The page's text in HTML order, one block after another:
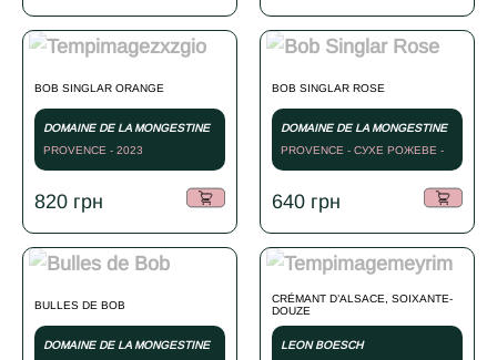
BOB SINGLAR ORANGE
DOMAINE DE LA MONGESTINE
PROVENCE - 2023
820 грн
BOB SINGLAR ROSE
DOMAINE DE LA MONGESTINE
PROVENCE - СУХЕ РОЖЕВЕ -
2022
640 грн
BULLES DE BOB
DOMAINE DE LA MONGESTINE
CRÉMANT D’ALSACE, SOIXANTE-
DOUZE
LEON BOESCH